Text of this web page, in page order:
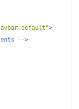
default">
-->